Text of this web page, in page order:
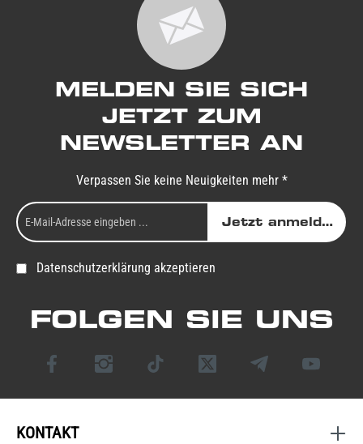
MELDEN SIE SICH
JETZT ZUM
NEWSLETTER AN
Verpassen Sie keine Neuigkeiten mehr *
Jetzt anmelden
Datenschutzerklärung akzeptieren
FOLGEN SIE UNS
KONTAKT